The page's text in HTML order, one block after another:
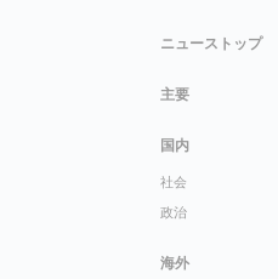
ニューストップ
主要
国内
社会
政治
海外